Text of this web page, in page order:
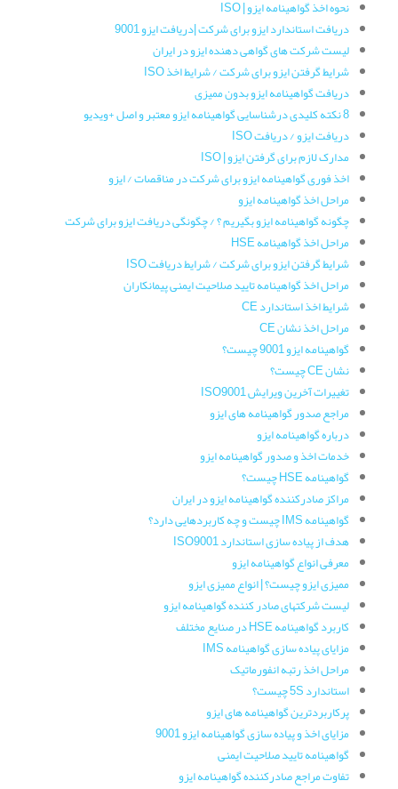
نحوه اخذ گواهینامه ایزو | ISO
دریافت استاندارد ایزو برای شرکت |دریافت ایزو 9001
لیست شرکت های گواهی دهنده ایزو در ایران
شرایط گرفتن ایزو برای شرکت / شرایط اخذ ISO
دریافت گواهینامه ایزو بدون ممیزی
8 نکته کلیدی درشناسایی گواهینامه ایزو معتبر و اصل +ویدیو
دریافت ایزو / دریافت ISO
مدارک لازم برای گرفتن ایزو | ISO
اخذ فوری گواهینامه ایزو برای شرکت در مناقصات / ایزو
مراحل اخذ گواهینامه ایزو
چگونه گواهینامه ایزو بگیریم ؟ / چگونگی دریافت ایزو برای شرکت
مراحل اخذ گواهینامه HSE
شرایط گرفتن ایزو برای شرکت / شرایط دریافت ISO
مراحل اخذ گواهینامه تایید صلاحیت ایمنی پیمانکاران
شرایط اخذ استاندارد CE
مراحل اخذ نشان CE
گواهینامه ایزو 9001 چیست؟
نشان CE چیست؟
تغییرات آخرین ویرایش ISO9001
مراجع صدور گواهینامه های ایزو
درباره گواهینامه ایزو
خدمات اخذ و صدور گواهینامه ایزو
گواهینامه HSE چیست؟
مراکز صادرکننده گواهینامه ایزو در ایران
گواهینامه IMS چیست و چه کاربردهایی دارد؟
هدف از پیاده سازی استاندارد ISO9001
معرفی انواع گواهینامه ایزو
ممیزی ایزو چیست؟ | انواع ممیزی ایزو
لیست شرکتهای صادر کننده گواهینامه ایزو
کاربرد گواهینامه HSE در صنایع مختلف
مزایای پیاده سازی گواهینامه IMS
مراحل اخذ رتبه انفورماتیک
استاندارد 5S چیست؟
پرکاربردترین گواهینامه های ایزو
مزایای اخذ و پیاده سازی گواهینامه ایزو 9001
گواهینامه تایید صلاحیت ایمنی
تفاوت مراجع صادرکننده گواهینامه ایزو